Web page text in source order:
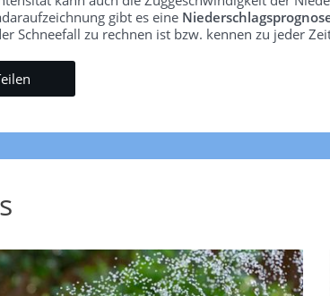
gibt es eine
Schneefall zu rechnen ist bzw. kennen zu jeder